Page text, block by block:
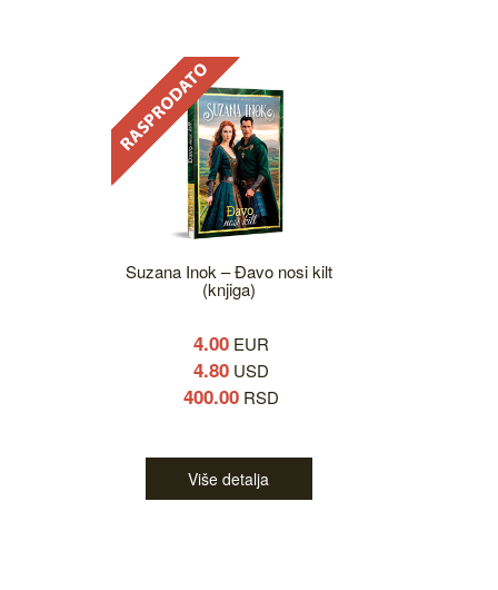
Suzana Inok – Đavo nosi kilt
(knjiga)
4.00 EUR
4.80 USD
400.00 RSD
Više detalja